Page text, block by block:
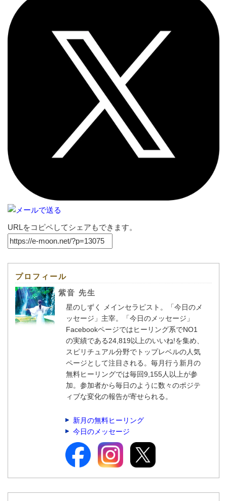
URLをコピペしてシェアもできます。
プロフィール
紫音 先生
星のしずく メインセラピスト。「今日のメ
ッセージ」主宰。「今日のメッセージ」
Facebookページではヒーリング系でNO1
の実績である24,819以上のいいね!を集め、
スピリチュアル分野でトップレベルの人気
ページとして注目される。毎月行う新月の
無料ヒーリングでは毎回9,155人以上が参
加。参加者から毎日のように数々のポジテ
ィブな変化の報告が寄せられる。
新月の無料ヒーリング
今日のメッセージ